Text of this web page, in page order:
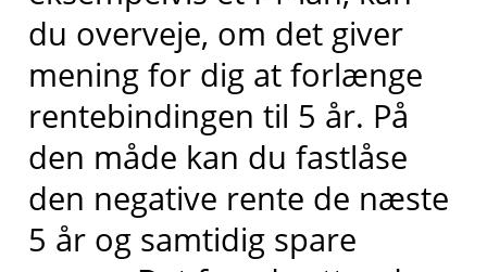
du overveje, om det giver
mening for dig at forlænge
rentebindingen til 5 år. På
den måde kan du fastlåse
den negative rente de næste
5 år og samtidig spare